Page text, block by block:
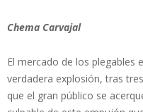
Chema Carvajal
El mercado de los plegables
verdadera explosión, tras
que el gran público se